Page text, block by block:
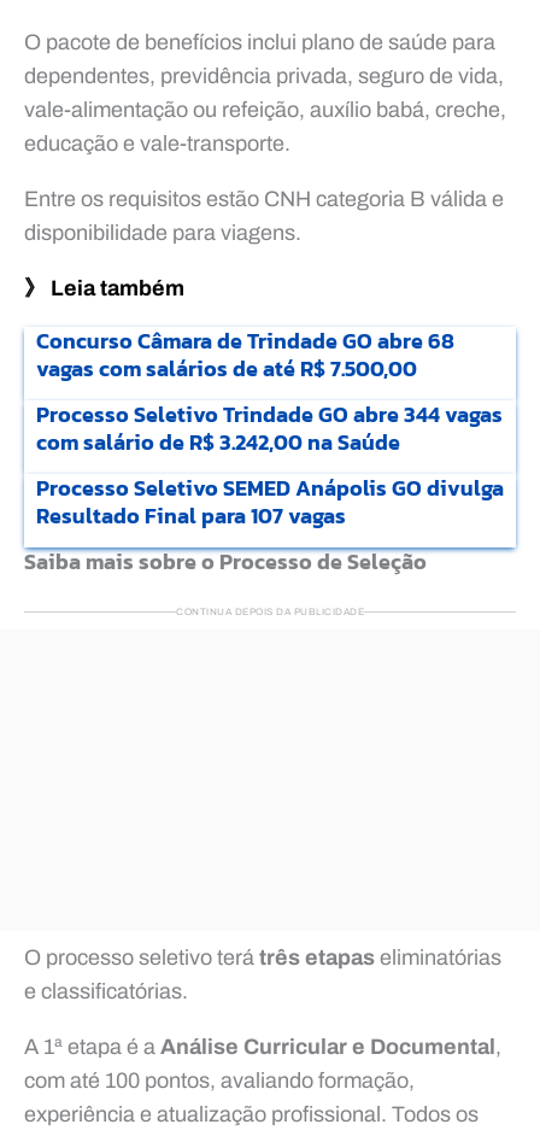
O pacote de benefícios inclui plano de saúde para
dependentes, previdência privada, seguro de vida,
vale-alimentação ou refeição, auxílio babá, creche,
educação e vale-transporte.
Entre os requisitos estão CNH categoria B válida e
disponibilidade para viagens.
》 Leia também
Concurso Câmara de Trindade GO abre 68
vagas com salários de até R$ 7.500,00
Processo Seletivo Trindade GO abre 344 vagas
com salário de R$ 3.242,00 na Saúde
Processo Seletivo SEMED Anápolis GO divulga
Resultado Final para 107 vagas
Saiba mais sobre o Processo de Seleção
CONTINUA DEPOIS DA PUBLICIDADE
O processo seletivo terá três etapas eliminatórias
e classificatórias.
A 1ª etapa é a Análise Curricular e Documental,
com até 100 pontos, avaliando formação,
experiência e atualização profissional. Todos os